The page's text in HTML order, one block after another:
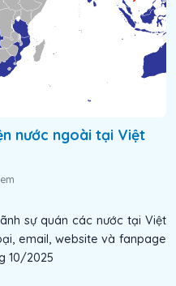
nước ngoài tại Việt
sự quán các nước tại Việt
email, website và fanpage
10/2025